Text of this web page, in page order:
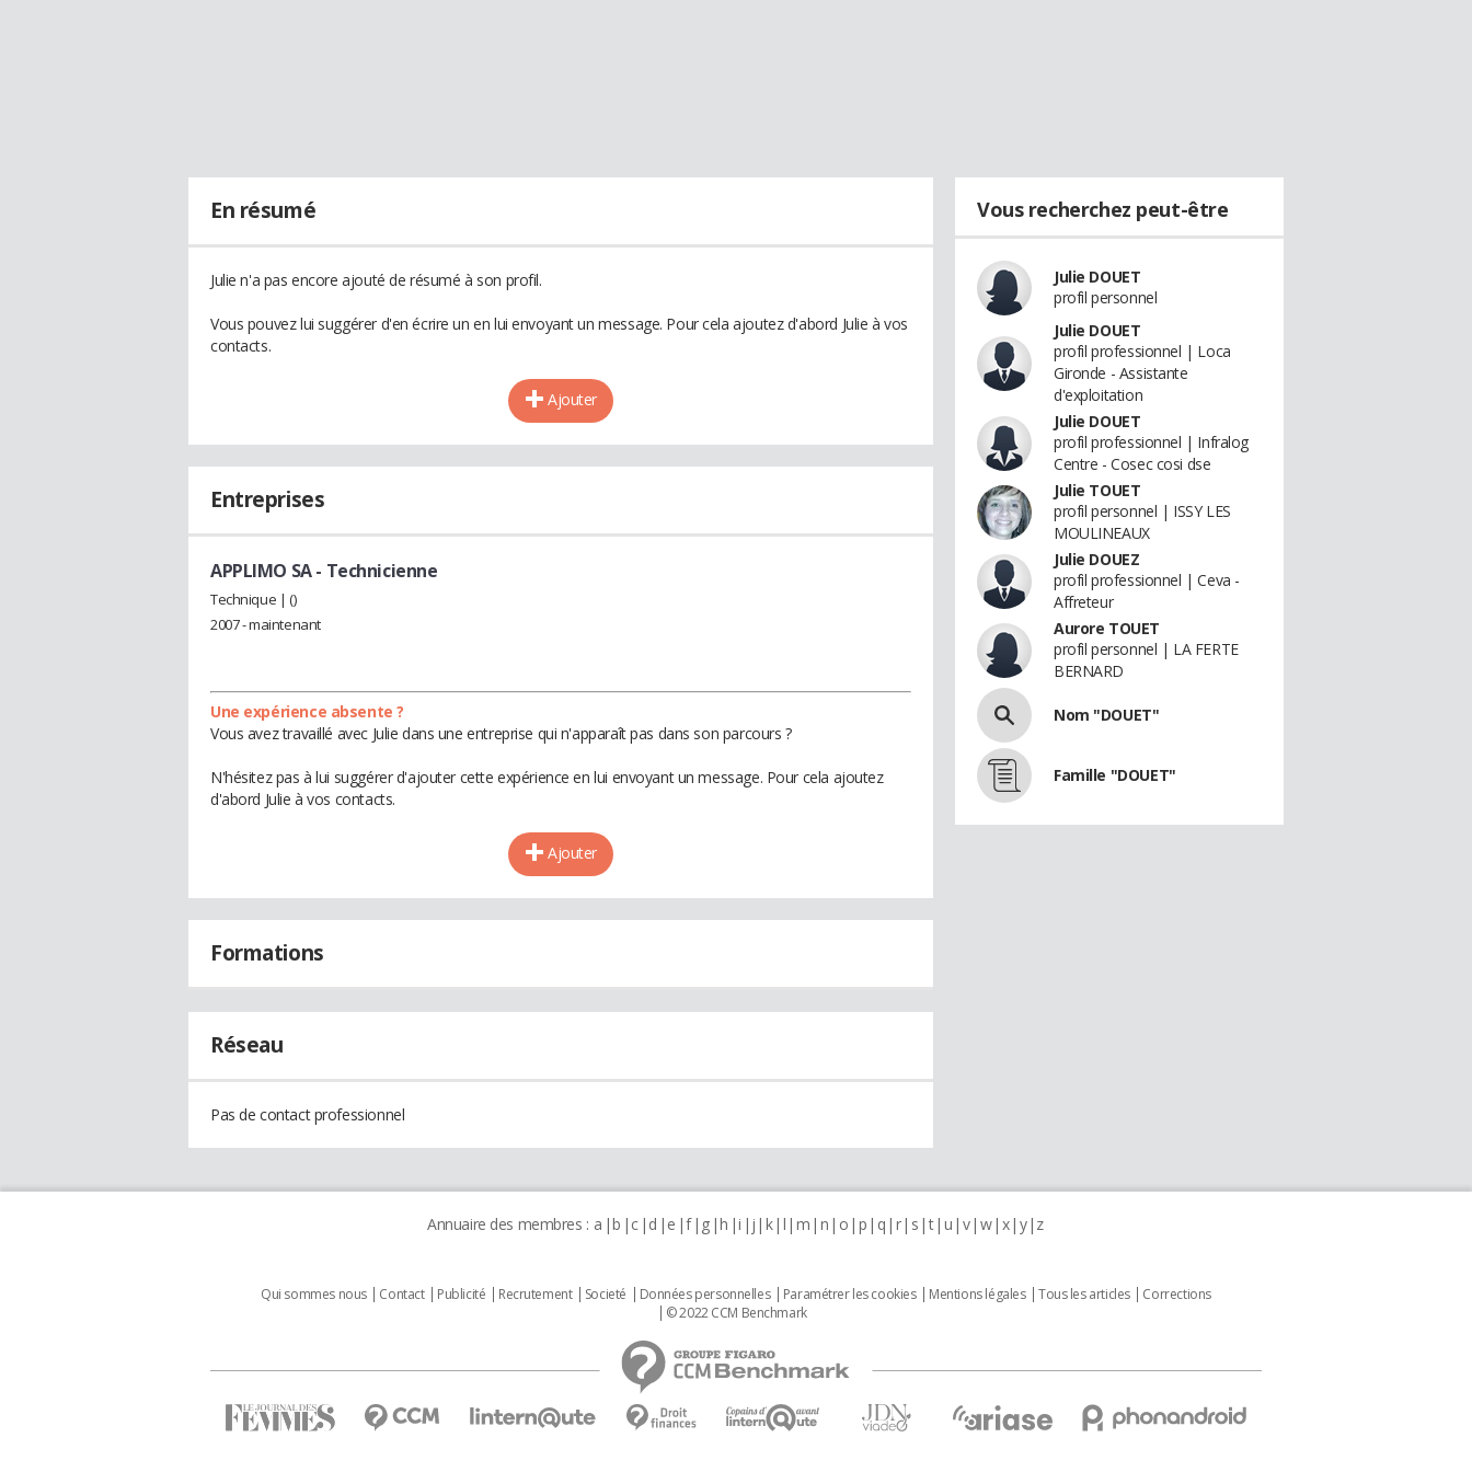
En résumé
Julie n'a pas encore ajouté de résumé à son profil.
Vous pouvez lui suggérer d'en écrire un en lui envoyant un message. Pour cela ajoutez d'abord Julie à vos
contacts.
Ajouter
Entreprises
APPLIMO SA- Technicienne
Technique | ()
2007 - maintenant
Une expérience absente ?
Vous avez travaillé avec Julie dans une entreprise qui n'apparaît pas dans son parcours ?
N'hésitez pas à lui suggérer d'ajouter cette expérience en lui envoyant un message. Pour cela ajoutez
d'abord Julie à vos contacts.
Ajouter
Formations
Réseau
Pas de contact professionnel
Vous recherchez peut-être
Julie DOUET
profil personnel
Julie DOUET
profil professionnel | Loca
Gironde - Assistante
d'exploitation
Julie DOUET
profil professionnel | Infralog
Centre - Cosec cosi dse
Julie TOUET
profil personnel | ISSY LES
MOULINEAUX
Julie DOUEZ
profil professionnel | Ceva -
Affreteur
Aurore TOUET
profil personnel | LA FERTE
BERNARD
Nom "DOUET"
Famille "DOUET"
Annuaire des membres : a b c d e f g h i j k l m n o p q r s t u v w x y z
Qui sommes nous Contact Publicité Recrutement Societé Données personnelles Paramétrer les cookies Mentions légales Tous les articles
Corrections
© 2022 CCM Benchmark